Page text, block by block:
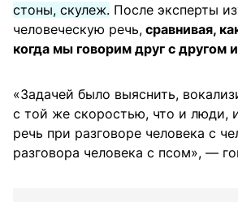
стоны, скулеж. После эксперты
человеческую речь, сравнивая,
когда мы говорим друг с другом
«Задачей было выяснить,
с той же скоростью, что и люди,
речь при разговоре человека с
разговора человека с псом», —